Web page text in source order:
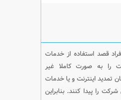
قصد استفاده از خدمات
را به صورت کاملا غیر
تمدید اینترنت و یا خدمات
را پیدا کنند. بنابراین